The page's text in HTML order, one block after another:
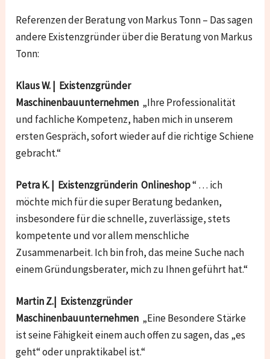
Referenzen der Beratung von Markus Tonn – Das sagen
andere Existenzgründer über die Beratung von Markus
Tonn:
Klaus W. | Existenzgründer
Maschinenbauunternehmen „Ihre Professionalität
und fachliche Kompetenz, haben mich in unserem
ersten Gespräch, sofort wieder auf die richtige Schiene
gebracht.“
Petra K. | Existenzgründerin Onlineshop“ … ich
möchte mich für die super Beratung bedanken,
insbesondere für die schnelle, zuverlässige, stets
kompetente und vor allem menschliche
Zusammenarbeit. Ich bin froh, das meine Suche nach
einem Gründungsberater, mich zu Ihnen geführt hat.“
Martin Z.| Existenzgründer
Maschinenbauunternehmen „Eine Besondere Stärke
ist seine Fähigkeit einem auch offen zu sagen, das „es
geht“ oder unpraktikabel ist.“